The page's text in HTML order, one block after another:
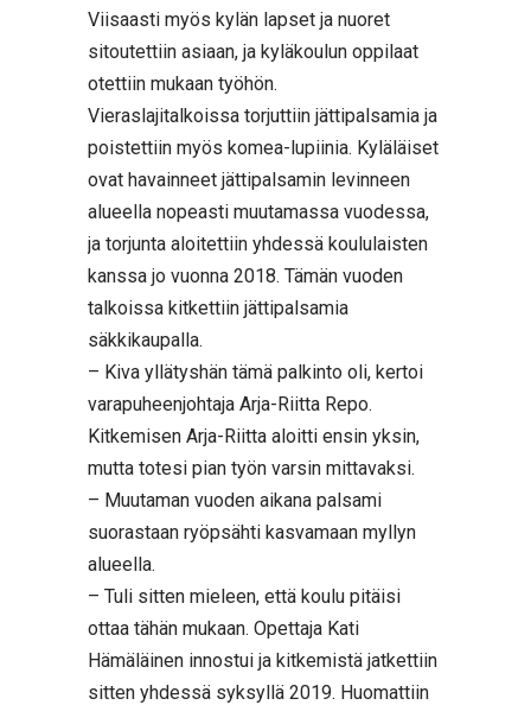
Viisaasti myös kylän lapset ja nuoret
sitoutettiin asiaan, ja kyläkoulun oppilaat
otettiin mukaan työhön.
Vieraslajitalkoissa torjuttiin jättipalsamia ja
poistettiin myös komea-lupiinia. Kyläläiset
ovat havainneet jättipalsamin levinneen
alueella nopeasti muutamassa vuodessa,
ja torjunta aloitettiin yhdessä koululaisten
kanssa jo vuonna 2018. Tämän vuoden
talkoissa kitkettiin jättipalsamia
säkkikaupalla.
– Kiva yllätyshän tämä palkinto oli, kertoi
varapuheenjohtaja Arja-Riitta Repo.
Kitkemisen Arja-Riitta aloitti ensin yksin,
mutta totesi pian työn varsin mittavaksi.
– Muutaman vuoden aikana palsami
suorastaan ryöpsähti kasvamaan myllyn
alueella.
– Tuli sitten mieleen, että koulu pitäisi
ottaa tähän mukaan. Opettaja Kati
Hämäläinen innostui ja kitkemistä jatkettiin
sitten yhdessä syksyllä 2019. Huomattiin